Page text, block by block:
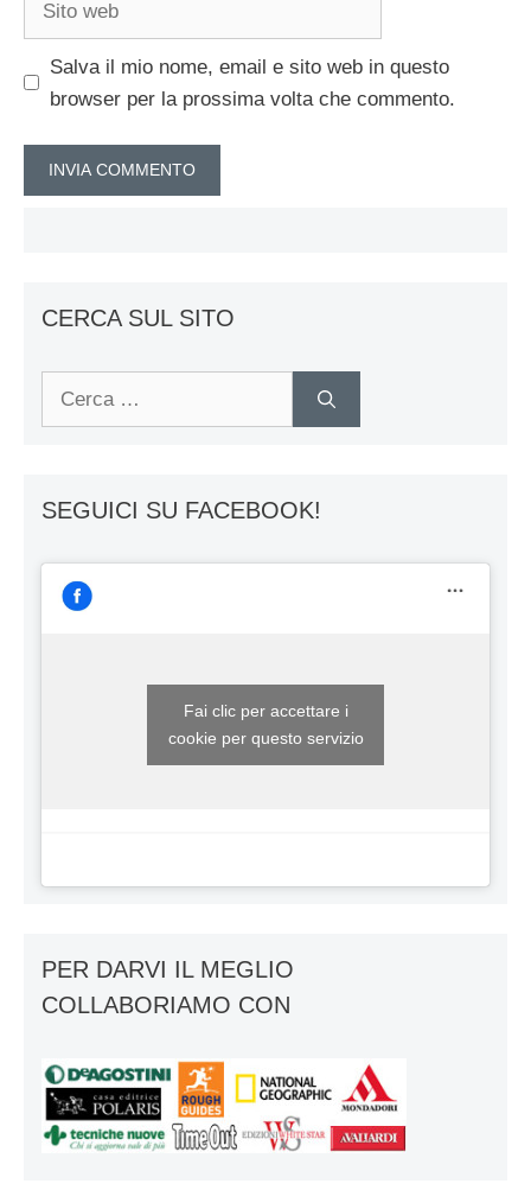
Salva il mio nome, email e sito web in questo
browser per la prossima volta che commento.
CERCA SUL SITO
Ricerca
SEGUICI SU FACEBOOK!
Fai clic per accettare i
cookie per questo servizio
PER DARVI IL MEGLIO
COLLABORIAMO CON